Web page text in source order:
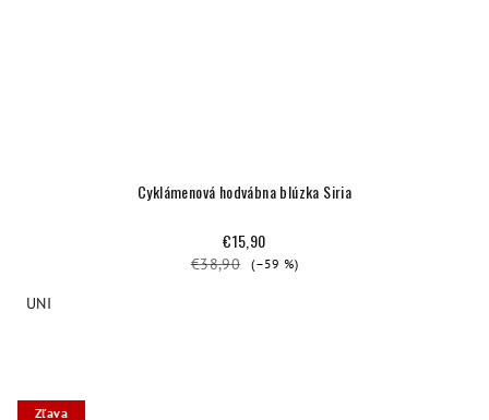
Cyklámenová hodvábna blúzka Siria
€15,90
€38,90 (–59 %)
UNI
Zľava